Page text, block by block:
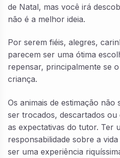
de Natal, mas você irá
não é a melhor ideia.
Por serem fiéis, alegres,
parecem ser uma ótima
repensar, principalmente se
criança.
Os animais de estimação
ser trocados, descartados ou
as expectativas do tutor. Ter
responsabilidade sobre a
ser uma experiência